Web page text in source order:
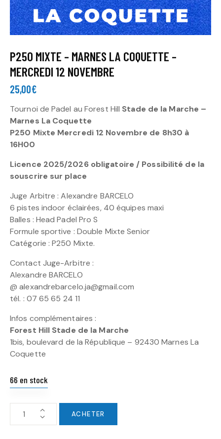
P250 MIXTE – MARNES LA COQUETTE –
MERCREDI 12 NOVEMBRE
25,00€
Tournoi de Padel au Forest Hill Stade de la Marche –
Marnes La Coquette
P250 Mixte Mercredi 12 Novembre de 8h30 à
16H00
Licence 2025/2026 obligatoire / Possibilité de la
souscrire sur place
Juge Arbitre : Alexandre BARCELO
6 pistes indoor éclairées, 40 équipes maxi
Balles : Head Padel Pro S
Formule sportive : Double Mixte Senior
Catégorie : P250 Mixte.
Contact Juge-Arbitre :
Alexandre BARCELO
@ alexandrebarcelo.ja@gmail.com
tél. : 07 65 65 24 11
Infos complémentaires :
Forest Hill Stade de la Marche
1bis, boulevard de la République – 92430 Marnes La
Coquette
66 en stock
ACHETER